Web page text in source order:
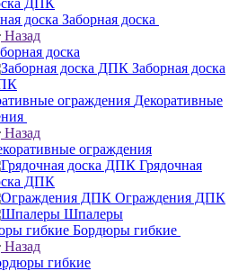
ДПК
Заборная доска
Назад
доска
Заборная доска
Декоративные
Назад
ограждения
Грядочная
ДПК
Ограждения ДПК
Шпалеры
Бордюры гибкие
Назад
гибкие